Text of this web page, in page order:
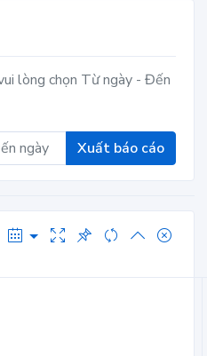
lòng chọn Từ ngày - Đến
Xuất báo cáo